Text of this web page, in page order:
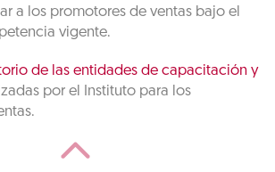
a los promotores de ventas bajo el
vigente.
de las entidades de capacitación y
por el Instituto para los